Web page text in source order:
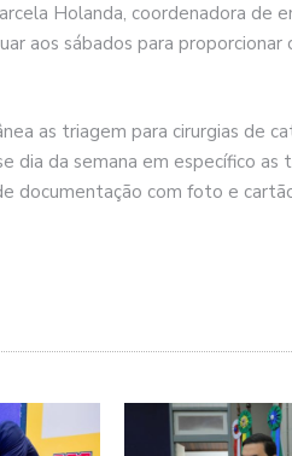
Holanda, coordenadora de
aos sábados para proporcionar
as triagem para cirurgias de
dia da semana em específico as
documentação com foto e